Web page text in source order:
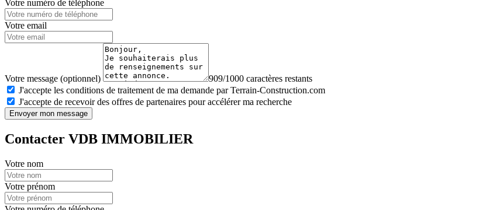
Votre numéro de téléphone
Votre email
Votre message (optionnel)
909/1000 caractères restants
J'accepte les conditions de traitement de ma demande par Terrain-Construction.com
J'accepte de recevoir des offres de partenaires pour accélérer ma recherche
Envoyer mon message
Contacter VDB IMMOBILIER
Votre nom
Votre prénom